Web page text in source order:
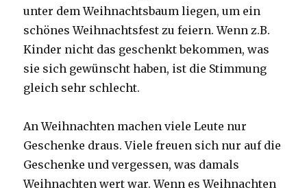
unter dem Weihnachtsbaum liegen, um ein
schönes Weihnachtsfest zu feiern. Wenn z.B.
Kinder nicht das geschenkt bekommen, was
sie sich gewünscht haben, ist die Stimmung
gleich sehr schlecht.
An Weihnachten machen viele Leute nur
Geschenke draus. Viele freuen sich nur auf die
Geschenke und vergessen, was damals
Weihnachten wert war. Wenn es Weihnachten